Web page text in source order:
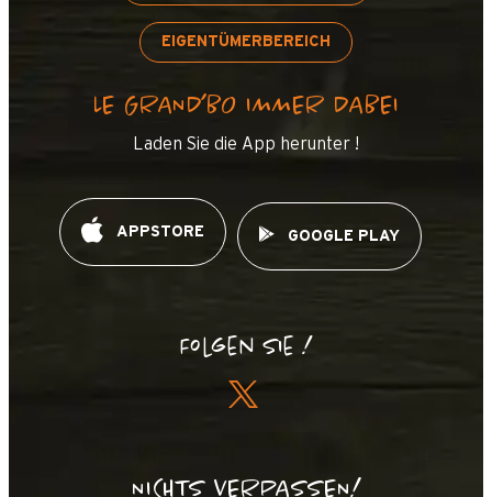
EIGENTÜMERBEREICH
LE GRAND’BO IMMER DABEI
Laden Sie die App herunter !
APPSTORE GOOGLE PLAY
Folgen Sie !
NICHTS VERPASSEN!